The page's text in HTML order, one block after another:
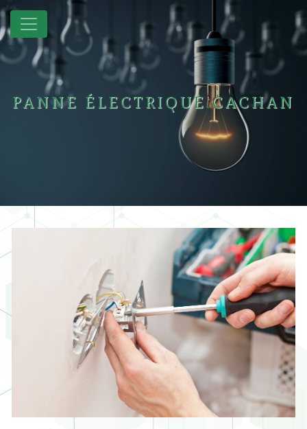
Panneau de gestion des cookies
PANNE ÉLECTRIQUE CACHAN